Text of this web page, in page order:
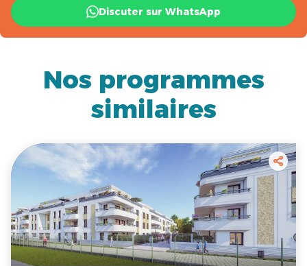
Discuter sur WhatsApp
Nos programmes
similaires